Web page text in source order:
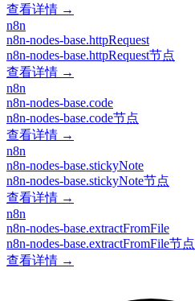
查看详情 →
n8n
n8n-nodes-base.httpRequest
n8n-nodes-base.httpRequest节点
查看详情 →
n8n
n8n-nodes-base.code
n8n-nodes-base.code节点
查看详情 →
n8n
n8n-nodes-base.stickyNote
n8n-nodes-base.stickyNote节点
查看详情 →
n8n
n8n-nodes-base.extractFromFile
n8n-nodes-base.extractFromFile节点
查看详情 →